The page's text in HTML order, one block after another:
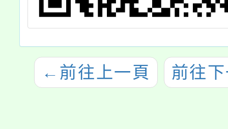
← 前往上一頁 前往